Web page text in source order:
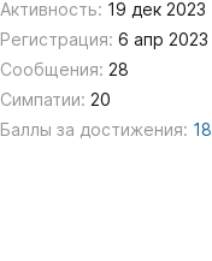
Активность: 19 дек 2023
Регистрация: 6 апр 2023
Сообщения: 28
Симпатии: 20
Баллы за достижения: 18